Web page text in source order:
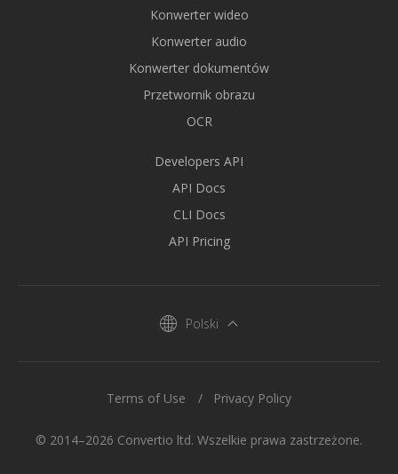
Konwerter wideo
Konwerter audio
Konwerter dokumentów
Przetwornik obrazu
OCR
Developers API
API Docs
CLI Docs
API Pricing
Polski
© 2014–2026 Convertio ltd. Wszelkie prawa zastrzeżone.
Terms of Use Privacy Policy